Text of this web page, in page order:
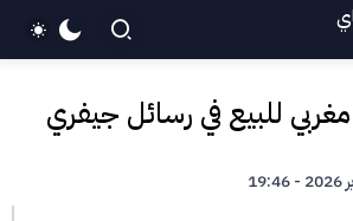
مغربي للبيع في رسائل جيفري